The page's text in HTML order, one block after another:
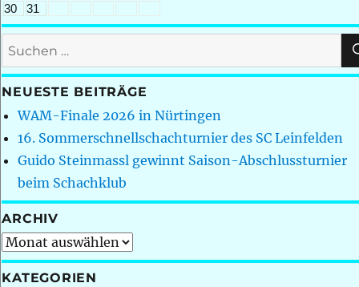
30
31
Suchen
nach:
NEUESTE BEITRÄGE
WAM-Finale 2026 in Nürtingen
16. Sommerschnellschachturnier des SC Leinfelden
Guido Steinmassl gewinnt Saison-Abschlussturnier
beim Schachklub
ARCHIV
Archiv
KATEGORIEN